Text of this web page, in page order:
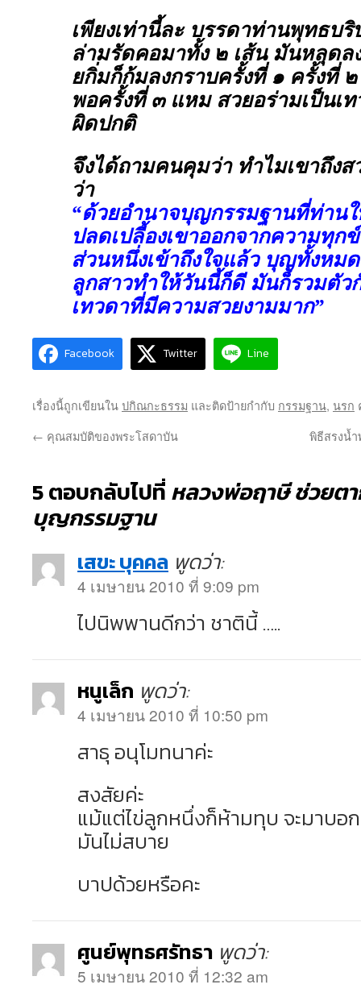
เพียงเท่านี้ละ บรรดาท่านพุทธบ
ล่ามรัดคอมาทั้ง ๒ เส้น มันหลุดล
ยกิ่มก็ก้มลงกราบครั้งที่ ๑ ครั้งที่
พอครั้งที่ ๓ แหม สวยอร่ามเป็นเ
ผิดปกติ
จึงได้ถามคนคุมว่า ทำไมเขาถึงส
ว่า
“ด้วยอำนาจบุญกรรมฐานที่ท่าน
ปลดเปลี้องเขาออกจากความทุก
ส่วนหนึ่งเข้าถึงใจแล้ว บุญทั้งหม
ลูกสาวทำให้วันนี้ก็ดี มันก็รวมตัว
เทวดาที่มีความสวยงามมาก”
Facebook Twitter Line
เรื่องนี้ถูกเขียนในปกิณกะธรรม และติดป้ายกำกับ กรรมฐาน, นรก
← คุณสมบัติของพระโสดาบัน พิธีสรงน้
5 ตอบกลับไปที่หลวงพ่อฤาษี ช่วยต
บุญกรรมฐาน
เสขะ บุคคล พูดว่า:
4 เมษายน 2010 ที่ 9:09 pm
ไปนิพพานดีกว่า ชาตินี้ …..
หนูเล็ก พูดว่า:
4 เมษายน 2010 ที่ 10:50 pm
สาธุ อนุโมทนาค่ะ
สงสัยค่ะ
แม้แต่ไข่ลูกหนึ่งก็ห้ามทุบ จะมาบอก
มันไม่สบาย
บาปด้วยหรือคะ
ศูนย์พุทธศรัทธา พูดว่า:
5 เมษายน 2010 ที่ 12:32 am